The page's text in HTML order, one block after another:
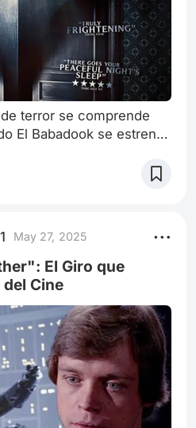
terror se comprende
El Babadook se estrenó
La crítica la elogió
con una figura
en la oscuridad. Sin
revisita
May 27, 2025
El Giro que
Cine